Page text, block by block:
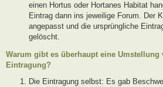
einen Hortus oder Hortanes Habitat
Eintrag dann ins jeweilige Forum. Der
angepasst und die ursprüngliche
gelöscht.
Warum gibt es überhaupt eine Umstellung
Eintragung?
Die Eintragung selbst: Es gab